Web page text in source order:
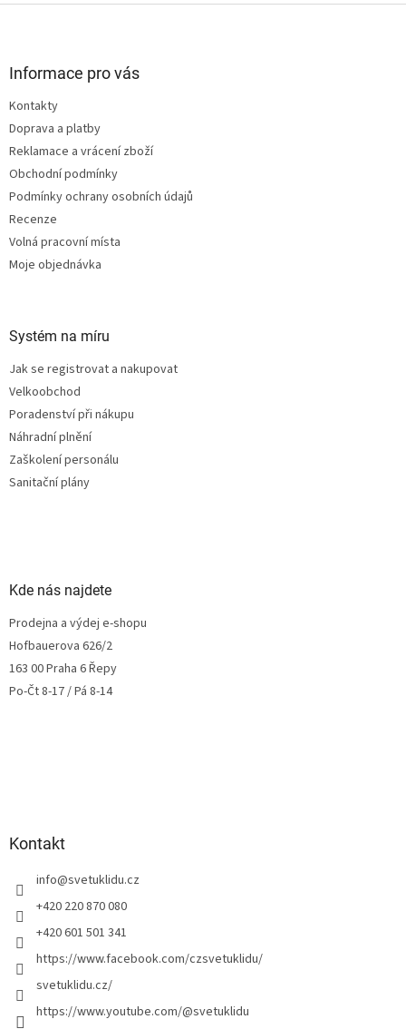
l
Informace pro vás
Kontakty
Doprava a platby
Reklamace a vrácení zboží
Obchodní podmínky
Podmínky ochrany osobních údajů
Recenze
Volná pracovní místa
Moje objednávka
Systém na míru
Jak se registrovat a nakupovat
Velkoobchod
Poradenství při nákupu
Náhradní plnění
Zaškolení personálu
Sanitační plány
Kde nás najdete
Prodejna a výdej e-shopu
Hofbauerova 626/2
163 00 Praha 6 Řepy
Po-Čt 8-17 / Pá 8-14
Kontakt
info@svetuklidu.cz
+420 220 870 080
+420 601 501 341
https://www.facebook.com/czsvetuklidu/
svetuklidu.cz/
https://www.youtube.com/@svetuklidu